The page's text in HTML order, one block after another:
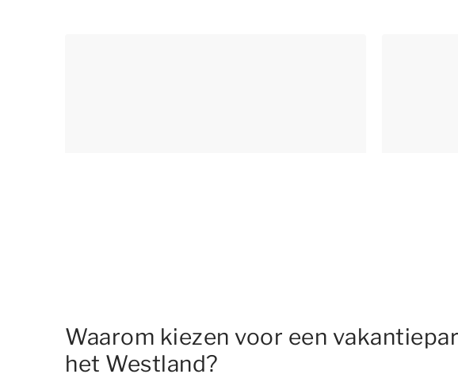
Waarom kiezen voor een
het Westland?